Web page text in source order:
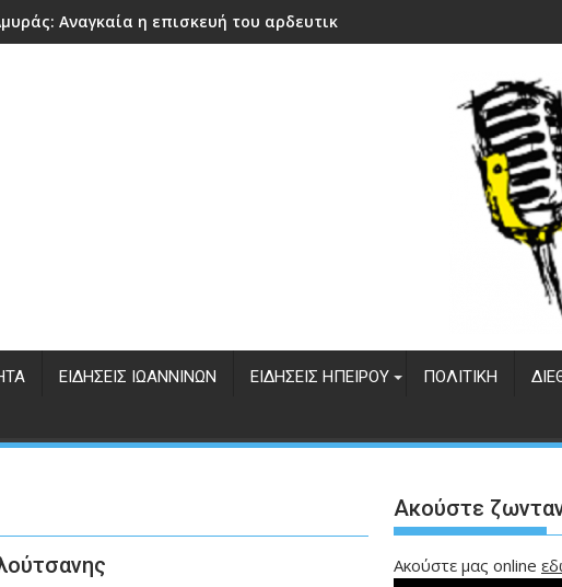
Αναγκαία η επισκευή του αρδευτικού φράγματος Αώου
ΕΙΔΉΣΕΙΣ ΙΩΑΝΝΊΝΩΝ ΕΙΔΉΣΕΙΣ ΗΠΕΊΡΟΥ ΠΟΛΙΤΙΚΉ
Ακούστε
Ακούστε μας online